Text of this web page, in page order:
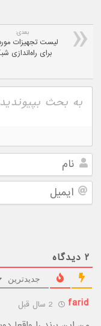
بعدی:
لیست تجهیزات مورد
برای راه‌اندازی
۲ دیدگاه
جدیدترین
farid